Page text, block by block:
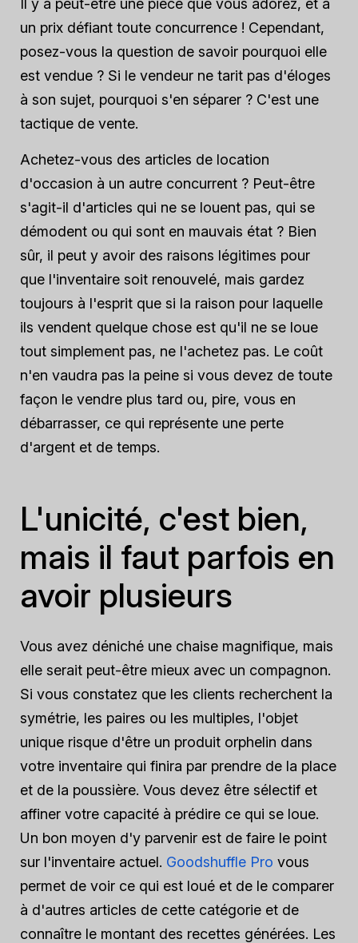
Il y a peut-être une pièce que vous adorez, et à
un prix défiant toute concurrence ! Cependant,
posez-vous la question de savoir pourquoi elle
est vendue ? Si le vendeur ne tarit pas d'éloges
à son sujet, pourquoi s'en séparer ? C'est une
tactique de vente.
Achetez-vous des articles de location
d'occasion à un autre concurrent ? Peut-être
s'agit-il d'articles qui ne se louent pas, qui se
démodent ou qui sont en mauvais état ? Bien
sûr, il peut y avoir des raisons légitimes pour
que l'inventaire soit renouvelé, mais gardez
toujours à l'esprit que si la raison pour laquelle
ils vendent quelque chose est qu'il ne se loue
tout simplement pas, ne l'achetez pas. Le coût
n'en vaudra pas la peine si vous devez de toute
façon le vendre plus tard ou, pire, vous en
débarrasser, ce qui représente une perte
d'argent et de temps.
L'unicité, c'est bien,
mais il faut parfois en
avoir plusieurs
Vous avez déniché une chaise magnifique, mais
elle serait peut-être mieux avec un compagnon.
Si vous constatez que les clients recherchent la
symétrie, les paires ou les multiples, l'objet
unique risque d'être un produit orphelin dans
votre inventaire qui finira par prendre de la place
et de la poussière. Vous devez être sélectif et
affiner votre capacité à prédire ce qui se loue.
Un bon moyen d'y parvenir est de faire le point
sur l'inventaire actuel. Goodshuffle Pro vous
permet de voir ce qui est loué et de le comparer
à d'autres articles de cette catégorie et de
connaître le montant des recettes générées. Les